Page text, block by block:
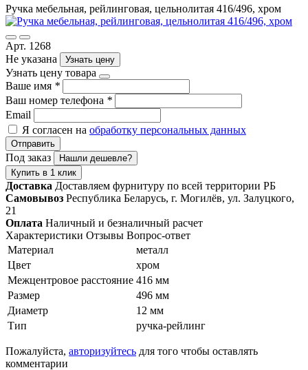
Ручка мебельная, рейлинговая, цельнолитая 416/496, хром
Арт. 1268
Не указана
Узнать цену
Узнать цену товара
Ваше имя *
Ваш номер телефона *
Email
Я согласен на обработку персональных данных
Отправить
Под заказ
Нашли дешевле?
Купить в 1 клик
Доставка Доставляем фурнитуру по всей территории РБ
Самовывоз Республика Беларусь, г. Могилёв, ул. Залуцкого,
21
Оплата Наличный и безналичный расчет
Характеристики Отзывы Вопрос-ответ
Материал
металл
Цвет
хром
Межцентровое расстояние 416 мм
Размер
496 мм
Диаметр
12 мм
Тип
ручка-рейлинг
Пожалуйста, авторизуйтесь для того чтобы оставлять
комментарии